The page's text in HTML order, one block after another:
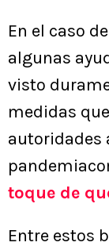
En el caso
algunas
visto
medidas
autoridades
toque de
Entre estos